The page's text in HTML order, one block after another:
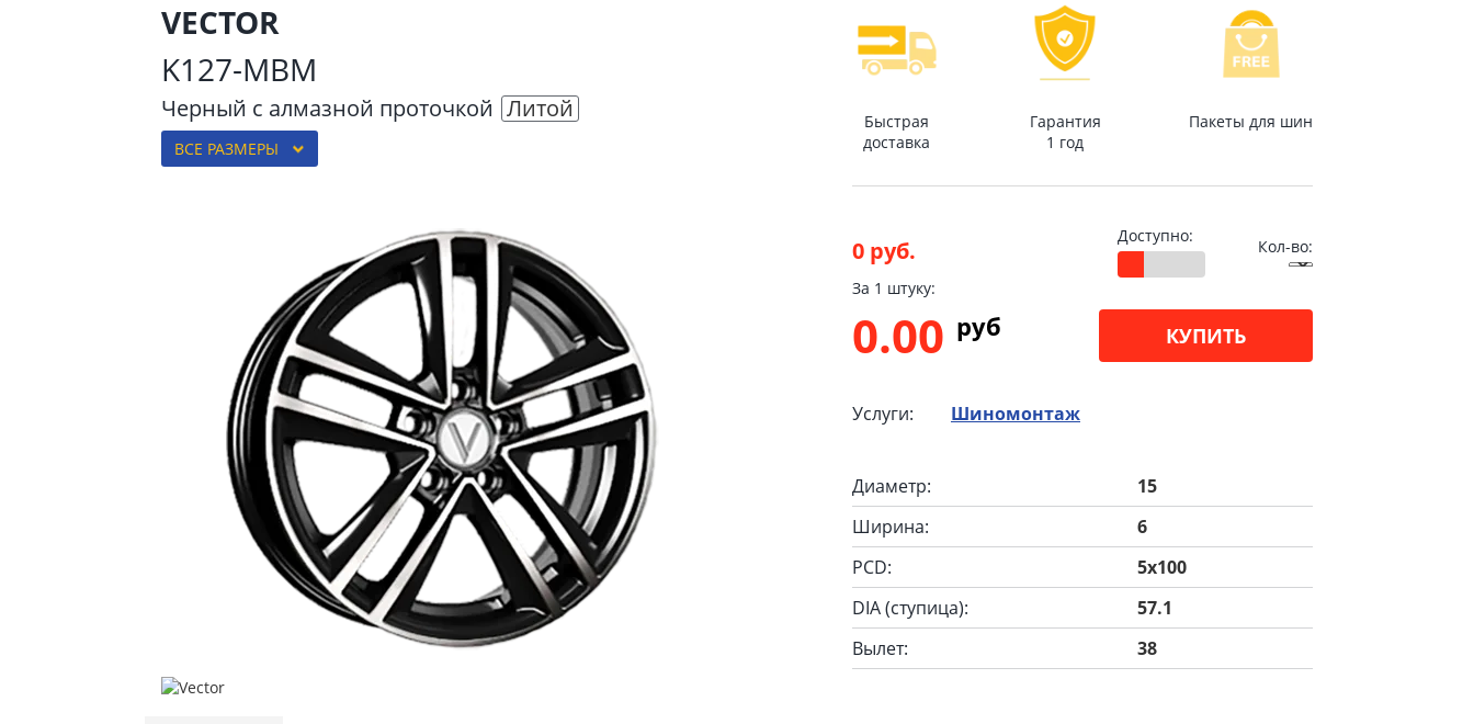
VECTOR
K127-MBM
Черный с алмазной проточкой Литой
ВСЕ РАЗМЕРЫ
Быстрая
доставка
Гарантия
1 год
Пакеты для шин
0 руб.
Доступно:
Кол-во:
За 1 штуку:
0.00 pуб КУПИТЬ
Услуги: Шиномонтаж
Диаметр:
15
Ширина:
6
PCD:
5x100
DIA (ступица):
57.1
Вылет:
38